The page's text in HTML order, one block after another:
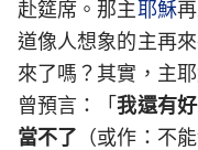
赴筵席。那主耶穌
道像人想象的主再
來了嗎？其實，主
曾預言：「我還有
當不了 （或作：不能